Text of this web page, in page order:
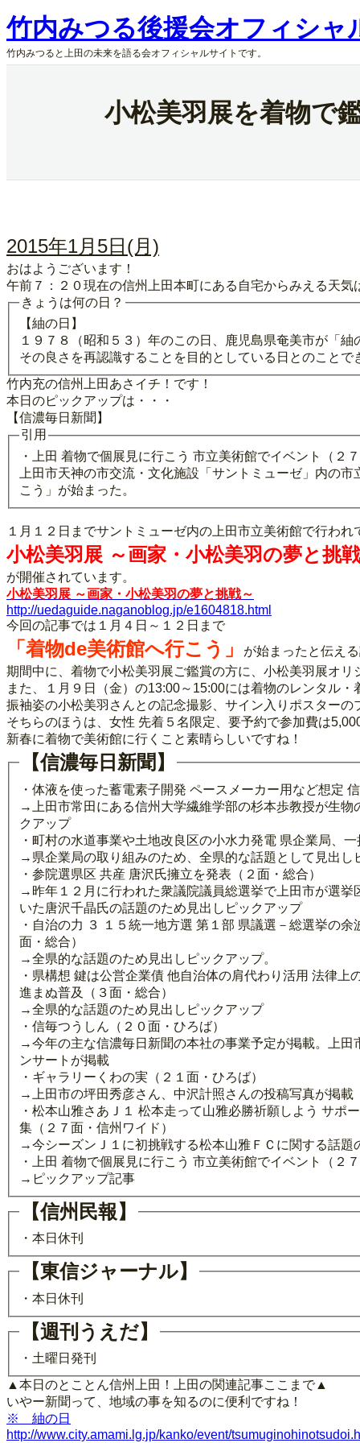
内
容
を
ス
竹内みつる後援会オフィシャ
竹内みつると上田の未来を語る会オフィシャルサイトです。
小松美羽展を着物で
2015年1月5日(月)
おはようございます！
午前７：２０現在の信州上田本町にある自宅からみえる天
きょうは何の日？
【紬の日】
１９７８（昭和５３）年のこの日、鹿児島県奄美市が「
その良さを再認識することを目的としている日とのことで
竹内充の信州上田あさイチ！です！
本日のピックアップは・・・
【信濃毎日新聞】
引用
・上田 着物で個展見に行こう 市立美術館でイベント（２
上田市天神の市交流・文化施設「サントミューゼ」内の
こう」が始まった。
１月１２日までサントミューゼ内の上田市立美術館で行われ
小松美羽展 ～画家・小松美羽の夢と挑
が開催されています。
小松美羽展 ～画家・小松美羽の夢と挑戦～
http://uedaguide.naganoblog.jp/e1604818.html
今回の記事では１月４日～１２日まで
「着物de美術館へ行こう」
が始まったと伝え
期間中に、着物で小松美羽展ご鑑賞の方に、小松美羽展オ
また、１月９日（金）の13:00～15:00には着物のレンタル
振袖姿の小松美羽さんとの記念撮影、サイン入りポスターの
そちらのほうは、女性 先着５名限定、要予約で参加費は
新春に着物で美術館に行くこと素晴らしいですね！
【信濃毎日新聞】
・体液を使った蓄電素子開発 ペースメーカー用など想定
→上田市常田にある信州大学繊維学部の杉本歩教授が生
クアップ
・町村の水道事業や土地改良区の小水力発電 県企業局、
→県企業局の取り組みのため、全県的な話題として見出し
・参院選県区 共産 唐沢氏擁立を発表（２面・総合）
→昨年１２月に行われた衆議院議員総選挙で上田市が選
いた唐沢千晶氏の話題のため見出しピックアップ
・自治の力 ３ １５統一地方選 第１部 県議選－総選挙の
面・総合）
→全県的な話題のため見出しピックアップ。
・県構想 鍵は公営企業債 他自治体の肩代わり活用 法律上の可否不明確 起業局版ＰＦＩ 水道事業
進まぬ普及（３面・総合）
→全県的な話題のため見出しピックアップ
・信毎つうしん（２０面・ひろば）
→今年の主な信濃毎日新聞の本社の事業予定が掲載。上
ンサートが掲載
・ギャラリーくわの実（２１面・ひろば）
→上田市の坪田秀彦さん、中沢計照さんの投稿写真が掲載
・松本山雅さあＪ１ 松本走って山雅必勝祈願しよう サ
集（２７面・信州ワイド）
→今シーズンＪ１に初挑戦する松本山雅ＦＣに関する話題
・上田 着物で個展見に行こう 市立美術館でイベント（２
→ピックアップ記事
【信州民報】
・本日休刊
【東信ジャーナル】
・本日休刊
【週刊うえだ】
・土曜日発刊
▲本日のとことん信州上田！上田の関連記事ここまで▲
いやー新聞って、地域の事を知るのに便利ですね！
※ 紬の日
http://www.city.amami.lg.jp/kanko/event/